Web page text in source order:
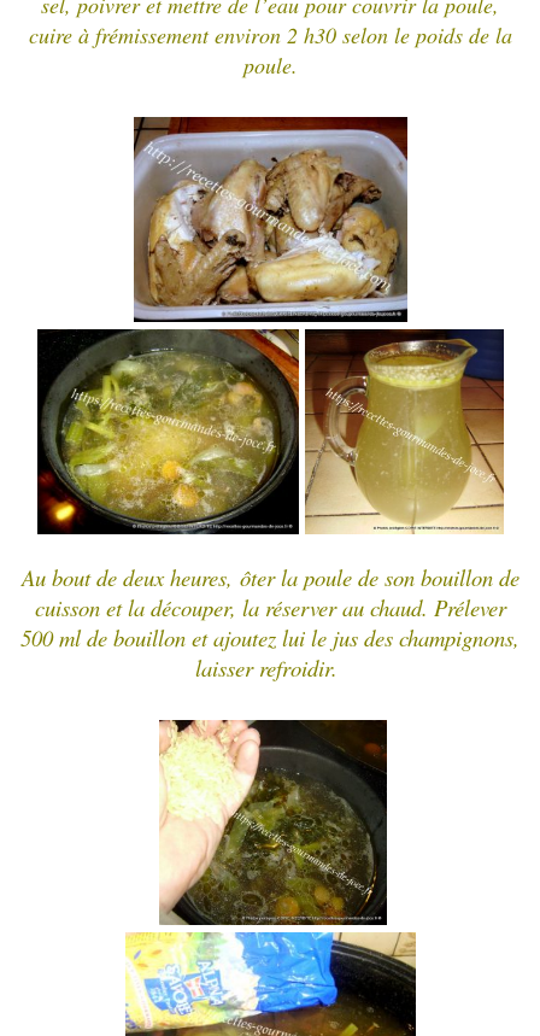
cuire à frémissement environ 2 h30 selon le poids de la
poule.
Au bout de deux heures, ôter la poule de son bouillon de
cuisson et la découper, la réserver au chaud. Prélever
500 ml de bouillon et ajoutez lui le jus des champignons,
laisser refroidir.